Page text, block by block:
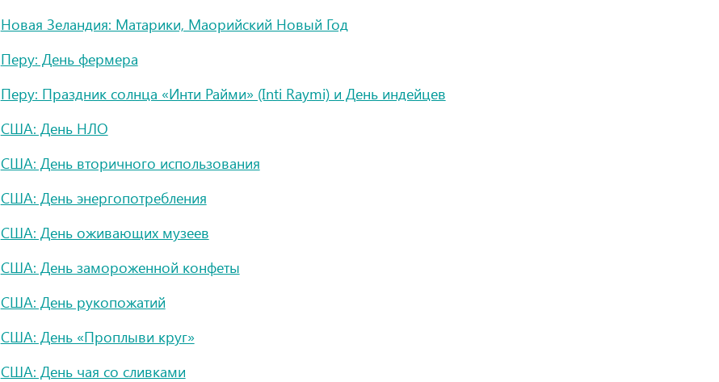
Новая Зеландия: Матарики, Маорийский Новый Год
Перу: День фермера
Перу: Праздник солнца «Инти Райми» (Inti Raymi) и День индейцев
США: День НЛО
США: День вторичного использования
США: День энергопотребления
США: День оживающих музеев
США: День замороженной конфеты
США: День рукопожатий
США: День «Проплыви круг»
США: День чая со сливками